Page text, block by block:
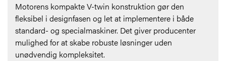
Motorens kompakte V-twin konstruktion gør den
fleksibel i designfasen og let at implementere i både
standard- og specialmaskiner. Det giver producenter
mulighed for at skabe robuste løsninger uden
unødvendig kompleksitet.